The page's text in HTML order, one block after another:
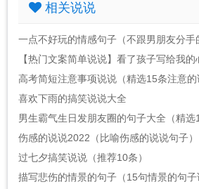
相关说说
一点不好玩的情感句子（不跟男朋友分手
喜欢下雨的搞笑说说大全
男生霸气生日发朋友圈的句子大全（精选
伤感的说说2022（比喻伤感的说说句子）
过七夕搞笑说说（推荐10条）
描写悲伤的情景的句子（15句情景的句子